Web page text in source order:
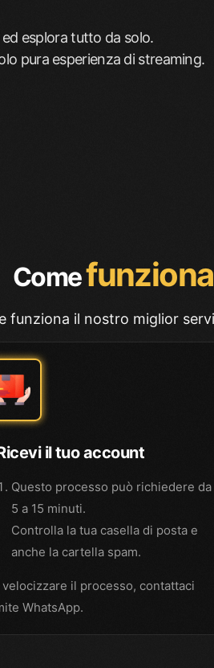
esplora tutto da solo.
pura esperienza di streaming.
Come
funziona il nostro miglior
il tuo account
Questo processo può richiedere da
5 a 15 minuti.
Controlla la tua casella di posta e
anche la cartella spam.
velocizzare il processo, contattaci
WhatsApp.